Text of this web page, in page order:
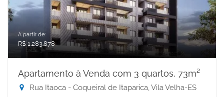
A partir de:
R$ 1.283.878
Apartamento à Venda com 3 quartos, 73m²
Rua Itaoca - Coqueiral de Itaparica, Vila Velha-ES